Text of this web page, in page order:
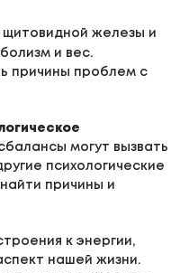
щитовидной железы и
и вес.
причины проблем с
могут вызвать
психологические
причины и
к энергии,
нашей жизни.